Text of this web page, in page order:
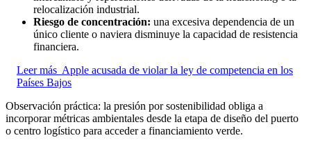
relocalización industrial.
Riesgo de concentración: una excesiva dependencia de un
único cliente o naviera disminuye la capacidad de resistencia
financiera.
Leer más Apple acusada de violar la ley de competencia en los
Países Bajos
Observación práctica: la presión por sostenibilidad obliga a
incorporar métricas ambientales desde la etapa de diseño del puerto
o centro logístico para acceder a financiamiento verde.